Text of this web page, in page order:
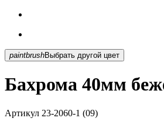
paintbrush Выбрать другой цвет
Бахрома 40мм
Артикул 23-2060-1 (09)